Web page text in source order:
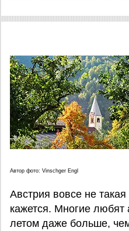
Автор фото: Vinschger Engl
Австрия вовсе не
кажется. Многие любят
летом даже больше,